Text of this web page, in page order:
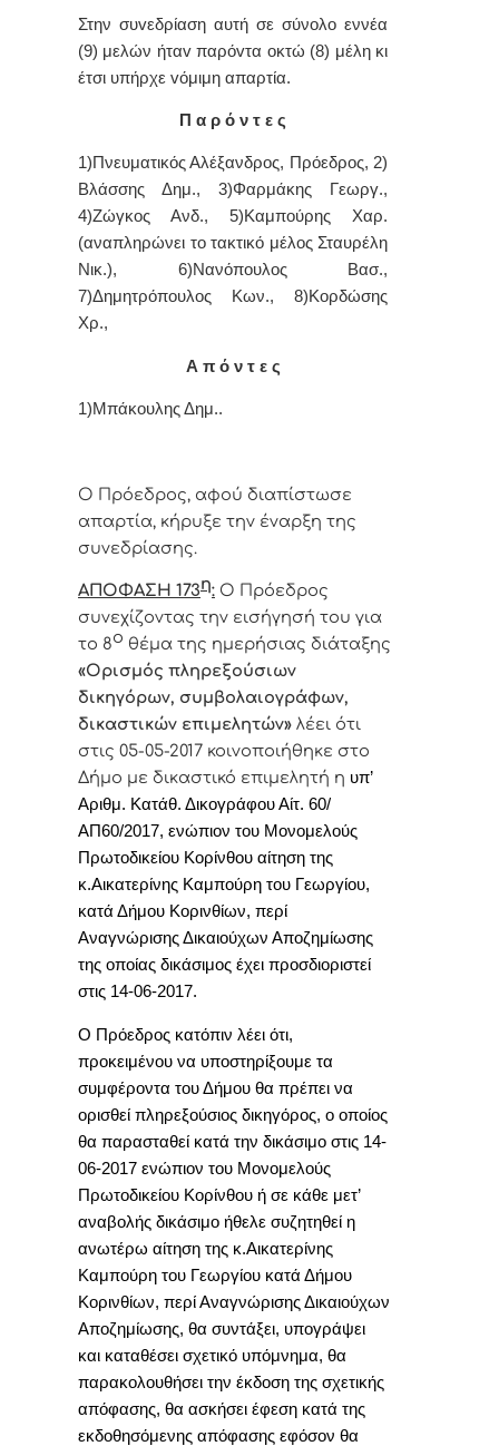
Στην συvεδρίαση αυτή σε σύνολο εννέα
(9) μελών ήταv παρόvτα οκτώ (8) μέλη κι
έτσι υπήρχε vόμιμη απαρτία.
Π α ρ ό ν τ ε ς
1)Πνευματικός Αλέξανδρος, Πρόεδρoς, 2)
Βλάσσης Δημ., 3)Φαρμάκης Γεωργ.,
4)Ζώγκος Ανδ., 5)Καμπούρης Χαρ.
(αναπληρώνει το τακτικό μέλος Σταυρέλη
Νικ.), 6)Νανόπουλος Βασ.,
7)Δημητρόπουλος Κων., 8)Κορδώσης
Χρ.,
Α π ό ν τ ε ς
1)Μπάκουλης Δημ..
Ο Πρόεδρος, αφού διαπίστωσε
απαρτία, κήρυξε την έναρξη της
συνεδρίασης.
ΑΠΟΦΑΣΗ 173η: Ο Πρόεδρος
συνεχίζοντας την εισήγησή του για
το 8ο θέμα της ημερήσιας διάταξης
«Ορισμός πληρεξούσιων
δικηγόρων, συμβολαιογράφων,
δικαστικών επιμελητών» λέει ότι
στις 05-05-2017 κοινοποιήθηκε στο
Δήμο με δικαστικό επιμελητή η υπ’
Αριθμ. Κατάθ. Δικογράφου Αίτ. 60/
ΑΠ60/2017, ενώπιον του Μονομελούς
Πρωτοδικείου Κορίνθου αίτηση της
κ.Αικατερίνης Καμπούρη του Γεωργίου,
κατά Δήμου Κορινθίων, περί
Αναγνώρισης Δικαιούχων Αποζημίωσης
της οποίας δικάσιμος έχει προσδιοριστεί
στις 14-06-2017.
Ο Πρόεδρος κατόπιν λέει ότι,
προκειμένου να υποστηρίξουμε τα
συμφέροντα του Δήμου θα πρέπει να
ορισθεί πληρεξούσιος δικηγόρος, ο οποίος
θα παρασταθεί κατά την δικάσιμο στις 14-
06-2017 ενώπιον του Μονομελούς
Πρωτοδικείου Κορίνθου ή σε κάθε μετ’
αναβολής δικάσιμο ήθελε συζητηθεί η
ανωτέρω αίτηση της κ.Αικατερίνης
Καμπούρη του Γεωργίου κατά Δήμου
Κορινθίων, περί Αναγνώρισης Δικαιούχων
Αποζημίωσης, θα συντάξει, υπογράψει
και καταθέσει σχετικό υπόμνημα, θα
παρακολουθήσει την έκδοση της σχετικής
απόφασης, θα ασκήσει έφεση κατά της
εκδοθησόμενης απόφασης εφόσον θα